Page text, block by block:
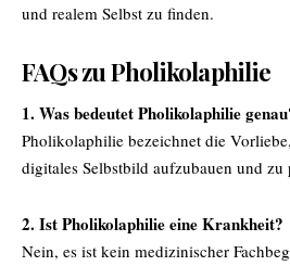
und realem Selbst zu finden.
FAQs zu Pholikolaphilie
1. Was bedeutet Pholikolaphilie
Pholikolaphilie bezeichnet die
digitales Selbstbild aufzubauen und zu
2. Ist Pholikolaphilie eine Krankheit?
Nein, es ist kein medizinischer